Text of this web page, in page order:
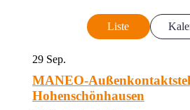
Liste
29 Sep.
MANEO-
Hohenschönhausen